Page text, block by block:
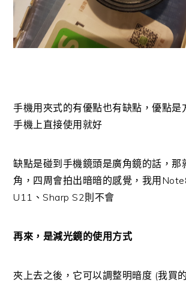
手機用夾式的有優點也有缺點，優點是
手機上直接使用就好
缺點是碰到手機鏡頭是廣角鏡的話，那
角，四周會拍出暗暗的感覺，我用
U11、Sharp S2則不會
再來，是減光鏡的使用方式
夾上去之後，它可以調整明暗度 (我買